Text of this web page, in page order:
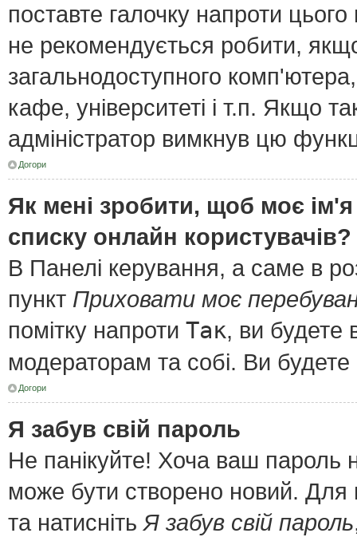
поставте галочку напроти
не рекомендується робити,
загальнодоступного
кафе, університеті і т.п. Якщо
адміністратор вимкнув цю
Догори
Як мені зробити, щоб моє
списку онлайн користувачів?
В Панелі керування, а саме в
пункт Приховати моє
помітку напроти Так, ви будете
модераторам та собі. Ви
Догори
Я забув свій пароль
Не панікуйте! Хоча ваш пароль
може бути створено новий. Для
та натисніть Я забув свій пароль